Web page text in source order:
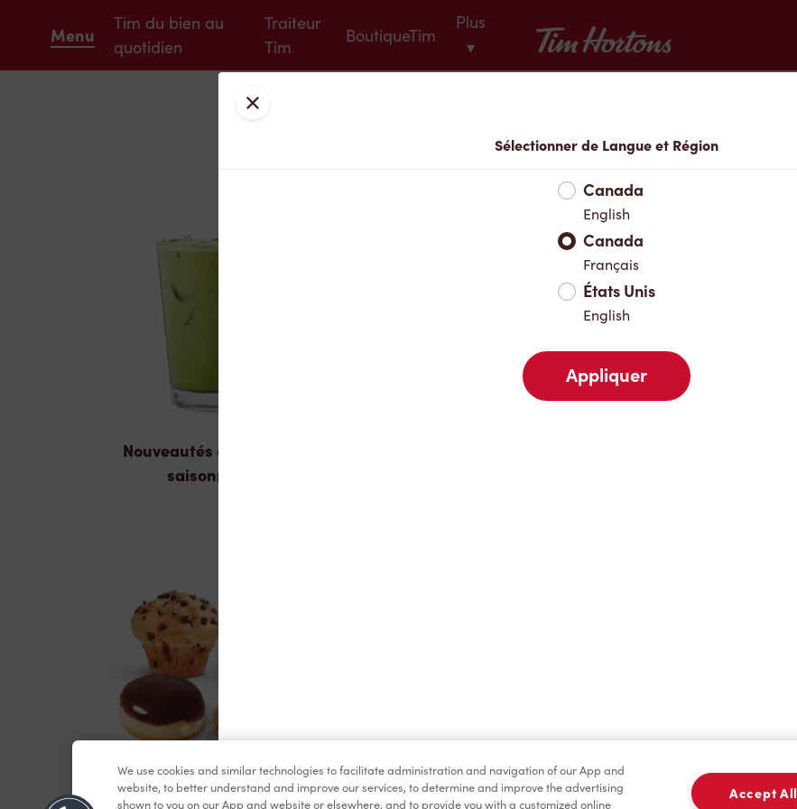
Menu
Tim du bien au
quotidien
Traiteur
Tim
BoutiqueTim
Plus
▾
Tim Hortons
Menu
Nouveautés et produits
saisonniers
Pâtisseries Marchandises Assaisonnement
We use cookies and similar technologies to facilitate administration and navigation of our App and
website, to better understand and improve our services, to determine and improve the advertising
shown to you on our App and website or elsewhere, and to provide you with a customized online
Accept All
Fermer
Sélectionner de Langue et Région
Canada
English
Canada
Français
États Unis
English
Appliquer